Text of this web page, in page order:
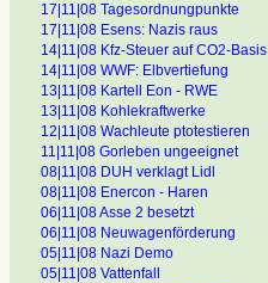
17|11|08 Tagesordnungpunkte
17|11|08 Esens: Nazis raus
14|11|08 Kfz-Steuer auf CO2-Basis
14|11|08 WWF: Elbvertiefung
13|11|08 Kartell Eon - RWE
13|11|08 Kohlekraftwerke
12|11|08 Wachleute ptotestieren
11|11|08 Gorleben ungeeignet
08|11|08 DUH verklagt Lidl
08|11|08 Enercon - Haren
06|11|08 Asse 2 besetzt
06|11|08 Neuwagenförderung
05|11|08 Nazi Demo
05|11|08 Vattenfall